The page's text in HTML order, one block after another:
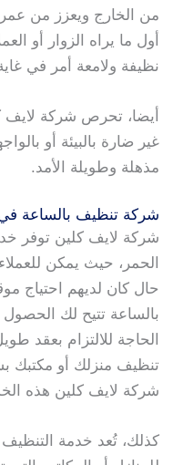
من الخارج ويعزز من
أول ما يراه الزوار أو
نظيفة ولامعة أمر في
أيضا، تحرص شركة
غير ضارة بالبيئة أو
مذهلة وطويلة الأمد.
شركة تنظيف بالساعة في
شركة لايف كلين توفر
الحمر، حيث يمكن
حال كان لديهم احتياج
بالساعة تتيح لك
الحاجة للالتزام بعقد
تنظيف منزلك أو مكتبك
شركة لايف كلين هذه
كذلك، تُعد خدمة التنظيف